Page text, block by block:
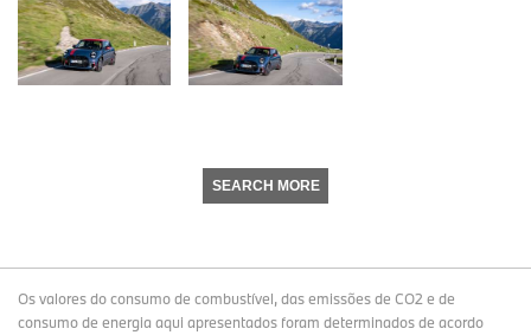
SEARCH MORE
Os valores do consumo de combustível, das emissões de CO2 e de
consumo de energia aqui apresentados foram determinados de acordo